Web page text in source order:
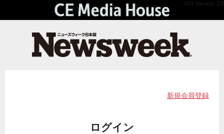
API Version 2.0
新規会員登録
ログイン